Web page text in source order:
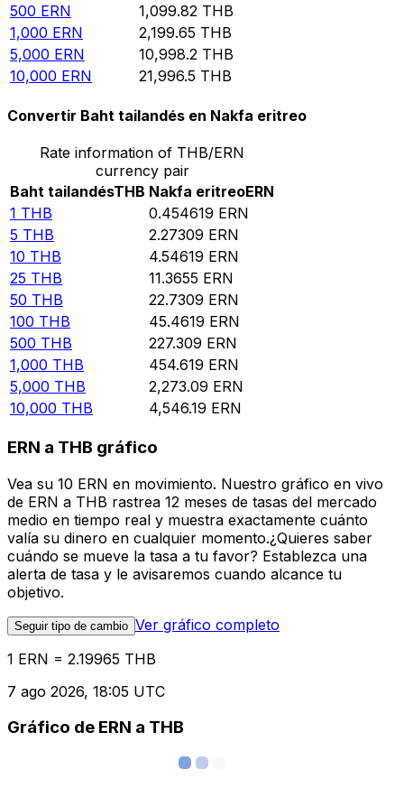
500 ERN 1,099.82 THB
1,000 ERN 2,199.65 THB
5,000 ERN 10,998.2 THB
10,000 ERN 21,996.5 THB
Convertir Baht tailandés en Nakfa eritreo
Rate information of THB/ERN
currency pair
Baht tailandésTHB Nakfa eritreoERN
1 THB 0.454619 ERN
5 THB 2.27309 ERN
10 THB 4.54619 ERN
25 THB 11.3655 ERN
50 THB 22.7309 ERN
100 THB 45.4619 ERN
500 THB 227.309 ERN
1,000 THB 454.619 ERN
5,000 THB 2,273.09 ERN
10,000 THB 4,546.19 ERN
ERN a THB gráfico
Vea su 10 ERN en movimiento. Nuestro gráfico en vivo
de ERN a THB rastrea 12 meses de tasas del mercado
medio en tiempo real y muestra exactamente cuánto
valía su dinero en cualquier momento.¿Quieres saber
cuándo se mueve la tasa a tu favor? Establezca una
alerta de tasa y le avisaremos cuando alcance tu
objetivo.
Seguir tipo de cambio Ver gráfico completo
1 ERN = 2.19965 THB
7 ago 2026, 18:05 UTC
Gráfico de ERN a THB